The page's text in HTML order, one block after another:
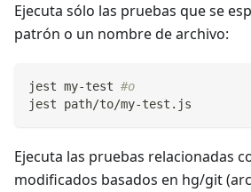
Ejecuta sólo las pruebas que se
patrón o un nombre de archivo:
jest my-test #o
jest path/to/my-test.js
Ejecuta las pruebas relacionadas
modificados basados en hg/git